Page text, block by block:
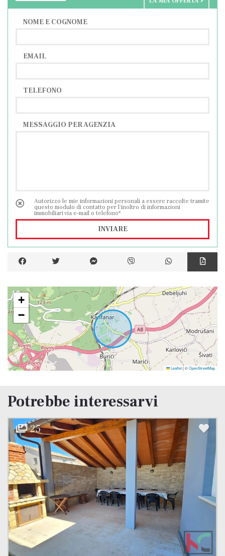
NOME E COGNOME
EMAIL
TELEFONO
MESSAGGIO PER AGENZIA
Autorizzo le mie informazioni personali a essere raccolte tramite
questo modulo di contatto per l'inoltro di informazioni
immobiliari via e-mail o telefono*
INVIARE
+
−
Leaflet|©OpenStreetMap
Potrebbe interessarvi
25